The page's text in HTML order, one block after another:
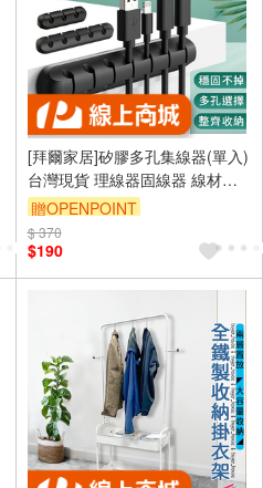
[拜爾家居]矽膠多孔集線器(單入)
台灣現貨 理線器固線器 線材收
納 矽膠集線器 理線器 固定夾 夾
線器 辦公桌收納 (免運)
贈OPENPOINT
$ 370
$190